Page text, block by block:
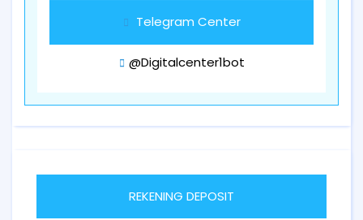
Telegram Center
@Digitalcenter1bot
REKENING DEPOSIT